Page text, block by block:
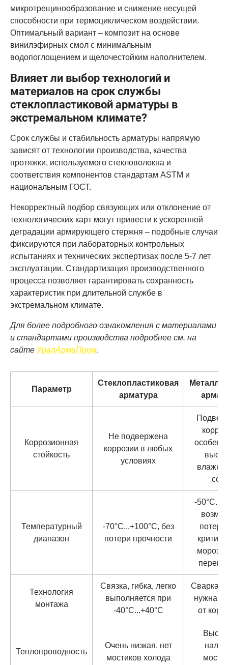
микротрещинообразование и снижение несущей
способности при термоциклическом воздействии.
Оптимальный вариант – композит на основе
винилэфирных смол с минимальным
водопоглощением и щелочестойким наполнителем.
Влияет ли выбор технологий и
материалов на срок службы
стеклопластиковой арматуры в
экстремальном климате?
Срок службы и стабильность арматуры напрямую
зависят от технологии производства, качества
протяжки, используемого стекловолокна и
соответствия компонентов стандартам ASTM и
национальным ГОСТ.
Некорректный подбор связующих или отклонение от
технологических карт могут привести к ускоренной
деградации армирующего стержня – подобные случаи
фиксируются при лабораторных контрольных
испытаниях и технических экспертизах после 5-7 лет
эксплуатации. Стандартизация производственного
процесса позволяет гарантировать сохранность
характеристик при длительной службе в
экстремальном климате.
Для более подробного ознакомления с материалами
и стандартами производства подробнее см. на
сайте УралАрмаПром.
Параметр
Стеклопластиковая
арматура
Коррозионная
стойкость
Не подвержена
коррозии в любых
условиях
Температурный
диапазон
-70°C...+100°C, без
потери прочности
-
потери
Технология
монтажа
Связка, гибка, легко
выполняется при
-40°C...+40°C
Сварка и
нужна
от
Теплопроводность
Очень низкая, нет
мостиков холода